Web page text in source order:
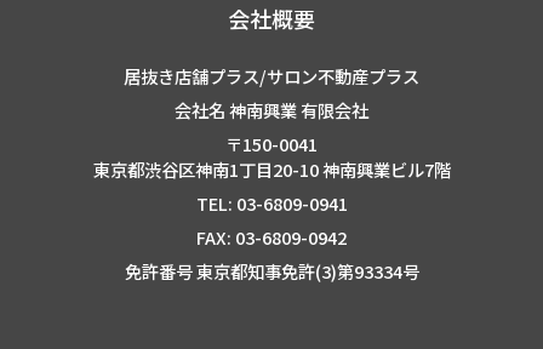
会社概要
居抜き店舗プラス/サロン不動産プラス
会社名 神南興業 有限会社
〒150-0041
東京都渋谷区神南1丁目20-10 神南興業ビル7階
TEL: 03-6809-0941
FAX: 03-6809-0942
免許番号 東京都知事免許(3)第93334号